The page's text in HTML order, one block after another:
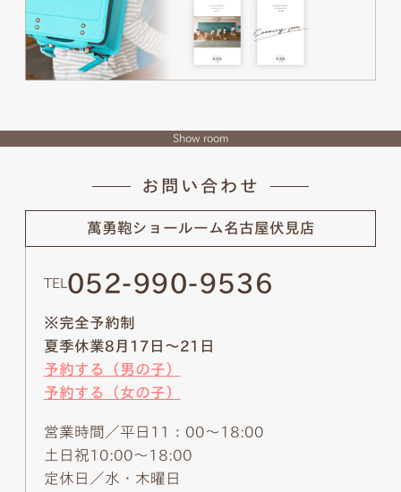
Show room
お問い合わせ
萬勇鞄ショールーム名古屋伏見店
TEL 052-990-9536
※完全予約制
夏季休業8月17日～21日
予約する（男の子）
予約する（女の子）
営業時間／平日11：00～18:00
土日祝10:00～18:00
定休日／水・木曜日